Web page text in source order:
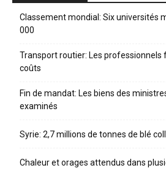
Classement mondial: Six universités
000
Transport routier: Les professionnels
coûts
Fin de mandat: Les biens des
examinés
Syrie: 2,7 millions de tonnes de blé
Chaleur et orages attendus dans